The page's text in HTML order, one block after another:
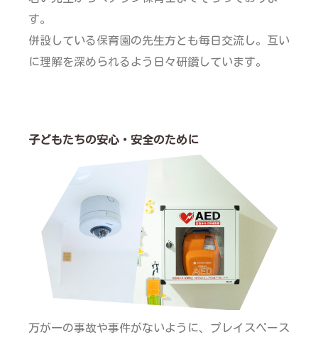
す。
併設している保育園の先生方とも毎日交流し。互い
に理解を深められるよう日々研鑽しています。
子どもたちの安心・安全のために
万が一の事故や事件がないように、プレイスペース